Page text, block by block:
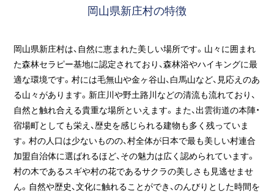
岡山県新庄村の特徴
岡山県新庄村は、自然に恵まれた美しい場所です。山々に囲まれ
た森林セラピー基地に認定されており、森林浴やハイキングに最
適な環境です。村には毛無山や金ヶ谷山、白馬山など、見応えのあ
る山々があります。新庄川や野土路川などの清流も流れており、
自然と触れ合える貴重な場所といえます。また、出雲街道の本陣・
宿場町としても栄え、歴史を感じられる建物も多く残っていま
す。村の人口は少ないものの、村全体が日本で最も美しい村連合
加盟自治体に選ばれるほど、その魅力は広く認められています。
村の木であるスギや村の花であるサクラの美しさも見逃せませ
ん。自然や歴史、文化に触れることができ、のんびりとした時間を